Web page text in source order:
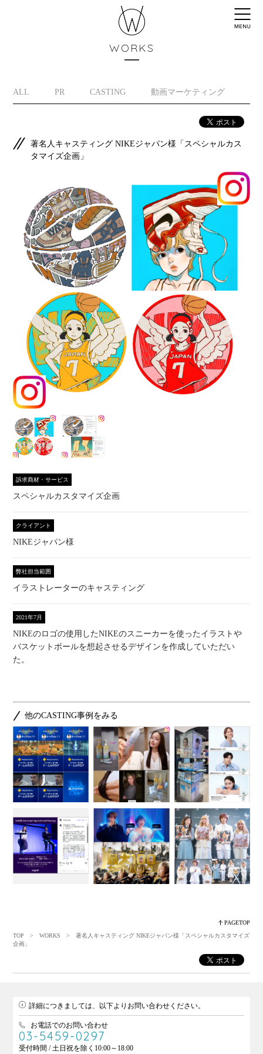
WORKS
ALL PR CASTING 動画マーケティング
著名人キャスティング NIKEジャパン様「スペシャルカス
タマイズ企画」
訴求商材・サービス
スペシャルカスタマイズ企画
クライアント
NIKEジャパン様
弊社担当範囲
イラストレーターのキャスティング
2021年7月
NIKEのロゴの使用したNIKEのスニーカーを使ったイラストや
バスケットボールを想起させるデザインを作成していただい
た。
他のCASTING事例をみる
PAGETOP
TOP
>WORKS
> 著名人キャスティング NIKEジャパン様「スペシャルカスタマイズ
企画」
詳細につきましては、以下よりお問い合わせください。
お電話でのお問い合わせ
03-5459-0297
受付時間 / 土日祝を除く10:00～18:00